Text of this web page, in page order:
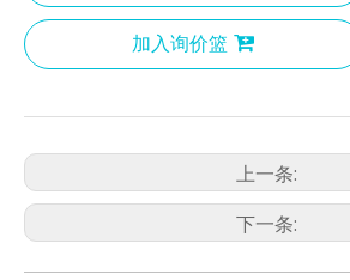
加入询价篮
上一条:
下一条: